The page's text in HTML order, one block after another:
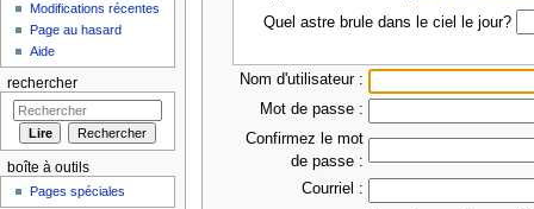
Quel astre brule dans le ciel le jour?
Nom d'utilisateur :
Mot de passe :
Confirmez le mot
de passe :
Courriel :
Modifications récentes
Page au hasard
Aide
rechercher
boîte à outils
Pages spéciales